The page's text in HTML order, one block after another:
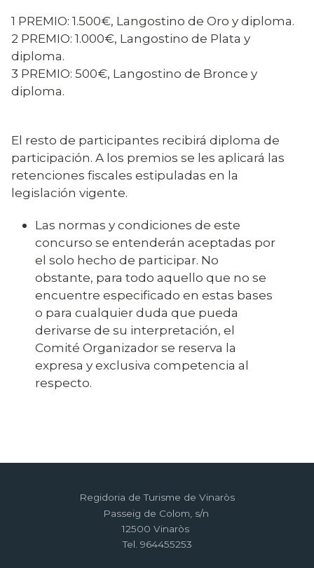
1 PREMIO: 1.500€, Langostino de Oro y diploma.
2 PREMIO: 1.000€, Langostino de Plata y
diploma.
3 PREMIO: 500€, Langostino de Bronce y
diploma.
El resto de participantes recibirá diploma de
participación. A los premios se les aplicará las
retenciones fiscales estipuladas en la
legislación vigente.
Las normas y condiciones de este
concurso se entenderán aceptadas por
el solo hecho de participar. No
obstante, para todo aquello que no se
encuentre especificado en estas bases
o para cualquier duda que pueda
derivarse de su interpretación, el
Comité Organizador se reserva la
expresa y exclusiva competencia al
respecto.
Regidoria de Turisme de Vinaròs
Passeig de Colom, s/n
12500 Vinaròs
Tel. 964455253